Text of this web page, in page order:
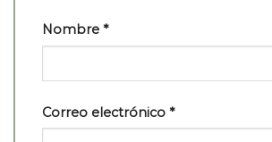
Nombre *
Correo electrónico *